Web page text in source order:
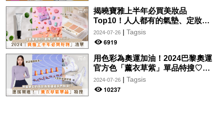
揭曉寶雅上半年必買美妝品
Top10！人人都有的氣墊、定妝噴
霧、保養品～幫你找到最值得入手
的好物♡
2024-07-26| Tagsis
6919
用色彩為奧運加油！2024巴黎奧運
官方色「薰衣草紫」單品特搜♡讓
你從頭到腳、隨時充滿奧運氛圍～
2024-07-26| Tagsis
10237